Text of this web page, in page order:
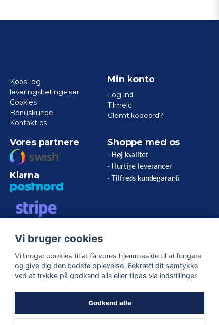
Købs- og
leveringsbetingelser
Cookies
Bonuskunde
Kontakt os
Min konto
Log ind
Tilmeld
Glemt kodeord?
Vores partnere
Klarna
EXPRESS
Shoppe med os
- Høj kvalitet
- Hurtige leverancer
- Tilfreds kundegaranti
Følg os
Vi bruger cookies
Vi bruger cookies til at få vores hjemmeside til at fungere
og give dig den bedste oplevelse. Bekræft dit samtykke
ved at trykke på godkend alle eller tilpas via indstillinger
Godkend alle